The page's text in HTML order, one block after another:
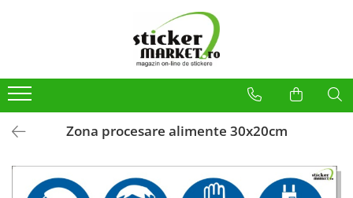
Produse la comandă
Placute
Stickere Atentionare
Stickere PSI
Zona procesare alimente 30x20cm